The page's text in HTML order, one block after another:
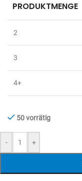
PRODUKTMENGE
2
3
4+
50 vorrätig
- +